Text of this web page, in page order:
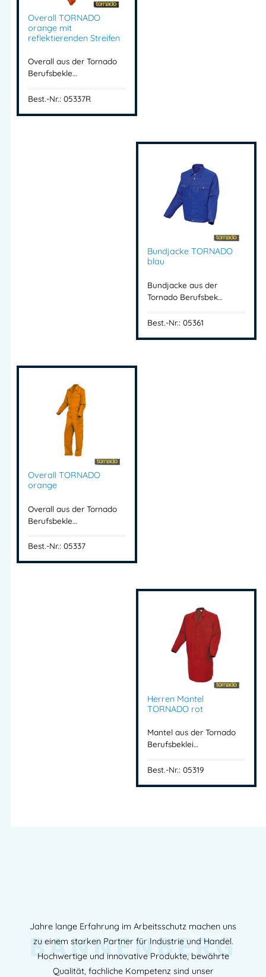
Overall TORNADO
orange mit
reflektierenden Streifen
Overall aus der Tornado
Berufsbekle…
Best.-Nr.: 05337R
Bundjacke TORNADO
blau
Bundjacke aus der
Tornado Berufsbek…
Best.-Nr.: 05361
Overall TORNADO
orange
Overall aus der Tornado
Berufsbekle…
Best.-Nr.: 05337
Herren Mantel
TORNADO rot
Mantel aus der Tornado
Berufsbeklei…
Best.-Nr.: 05319
Jahre lange Erfahrung im Arbeitsschutz machen uns
zu einem starken Partner für Industrie und Handel.
Hochwertige und innovative Produkte, bewährte
Qualität, fachliche Kompetenz sind unser
BANNENBERG